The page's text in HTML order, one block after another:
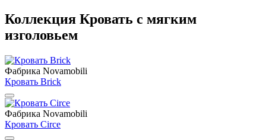
Коллекция Кровать с мягким
изголовьем
Фабрика Novamobili
Кровать Brick
Фабрика Novamobili
Кровать Circe